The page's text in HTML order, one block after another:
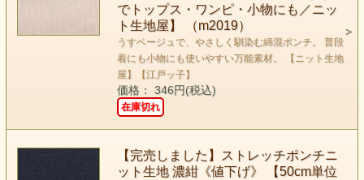
でトップス・ワンピ・小物にも／ニッ
ト生地屋】 （m2019）
うすベージュで、やさしく馴染む綿混ポンチ。 普段
着にも小物にも使いやすい万能素材。 【ニット生地
屋】【江戸ッ子】
価格： 346円(税込)
在庫切れ
【完売しました】ストレッチポンチニ
ット生地 濃紺《値下げ》 【50cm単位